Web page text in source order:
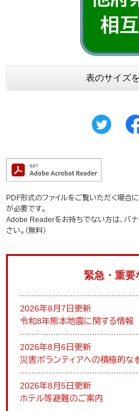
表のサイズ
PDF形式のファイルをご覧いただく場合
が必要です。
Adobe Readerをお持ちでない方は、バナ
さい。（無料）
緊急・重要
2026年8月7日更新
令和8年熊本地震に関する情報
2026年8月6日更新
災害ボランティアへの積極的な
2026年8月5日更新
ホテル等避難のご案内